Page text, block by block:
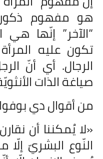
هو مفهوم
“الآخر” إنّها
تكون عليه
الرجال. أي أنّ
صياغة الذات
من أقوال دي
«لا يُمكننا أن
النّوع البشريّ إلّا